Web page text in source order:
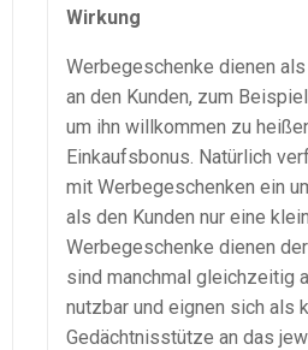
Wirkung
Werbegeschenke dienen
an den Kunden, zum
um ihn willkommen zu
Einkaufsbonus. Natürlich
mit Werbegeschenken ein
als den Kunden nur eine
Werbegeschenke dienen
sind manchmal gleichzeitig
nutzbar und eignen sich als
Gedächtnisstütze an das